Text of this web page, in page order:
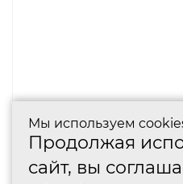
Мы используем
Продолжая
сайт, вы